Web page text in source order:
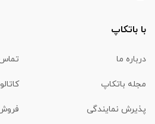
با باتکاپ
درباره ما تماس
مجله باتکاپ
پذیرش نمایندگی